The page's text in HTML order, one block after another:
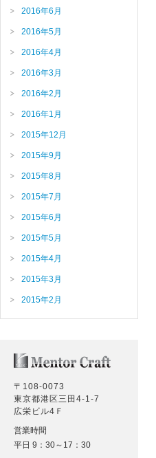
2016年6月
2016年5月
2016年4月
2016年3月
2016年2月
2016年1月
2015年12月
2015年9月
2015年8月
2015年7月
2015年6月
2015年5月
2015年4月
2015年3月
2015年2月
〒108-0073
東京都港区三田4-1-7
広栄ビル4Ｆ
営業時間
平日 9：30～17：30